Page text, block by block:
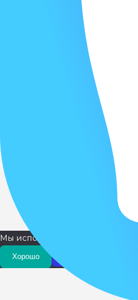
© 2026 Официальный
Фонда развития
промышленности
Мы используем куки для
Хорошо